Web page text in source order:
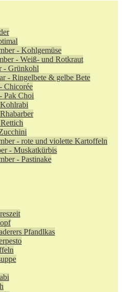
- Kohlgemüse
- Weiß- und Rotkraut
- Grünkohl
- Ringelbete & gelbe Bete
Chicorée
Pak Choi
- rote und violette Kartoffeln
- Muskatkürbis
- Pastinake
Pfandlkas